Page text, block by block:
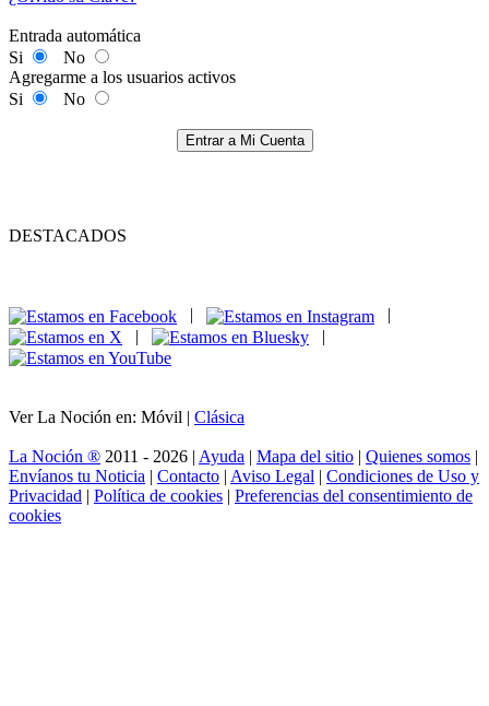
Entrada automática
Si
No
Agregarme a los usuarios activos
Si
No
Entrar a Mi Cuenta
DESTACADOS
|
|
Ver La Noción en: Móvil | Clásica
La Noción ® 2011 - 2026 | Ayuda | Mapa del sitio | Quienes somos |
Envíanos tu Noticia | Contacto | Aviso Legal | Condiciones de Uso y
Privacidad | Política de cookies | Preferencias del consentimiento de
cookies